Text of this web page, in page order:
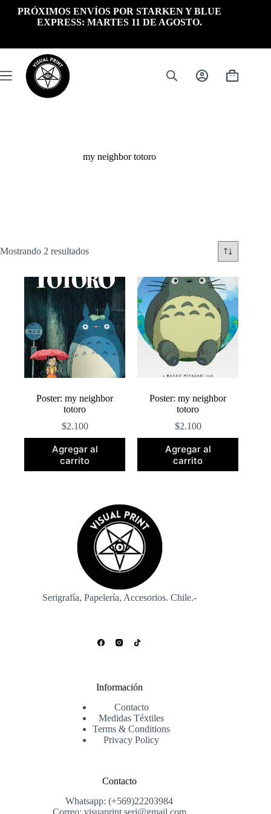
PRÓXIMOS ENVÍOS POR STARKEN Y BLUE
EXPRESS: MARTES 11 DE AGOSTO.
Carrito
my neighbor totoro
Mostrando 2 resultadosOrdenado
Poster: my neighbor
totoro
$2.100
Agregar al
carrito
Poster: my neighbor
totoro
$2.100
Agregar al
carrito
Serigrafía, Papelería, Accesorios. Chile.-
Información
Contacto
Medidas Téxtiles
Terms & Conditions
Privacy Policy
Contacto
Whatsapp: (+569)22203984
Correo: visuaprint.seri@gmail.com